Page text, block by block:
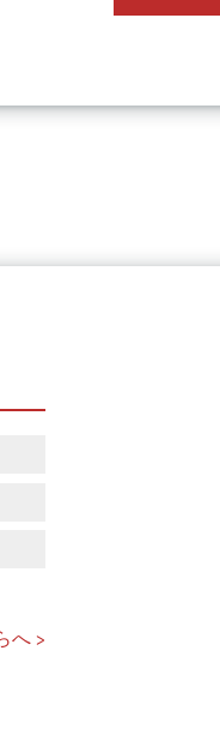
へ >